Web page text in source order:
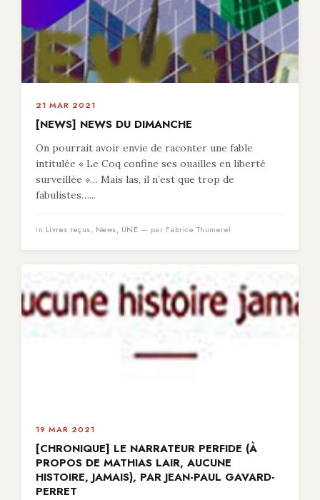
21 MAR 2021
[NEWS] NEWS DU DIMANCHE
On pourrait avoir envie de raconter une fable
intitulée « Le Coq confine ses ouailles en liberté
surveillée »… Mais las, il n’est que trop de
fabulistes…...
in Livres reçus, News, UNE — par Fabrice Thumerel
19 MAR 2021
[CHRONIQUE] LE NARRATEUR PERFIDE (À
PROPOS DE MATHIAS LAIR, AUCUNE
HISTOIRE, JAMAIS), PAR JEAN-PAUL GAVARD-
PERRET